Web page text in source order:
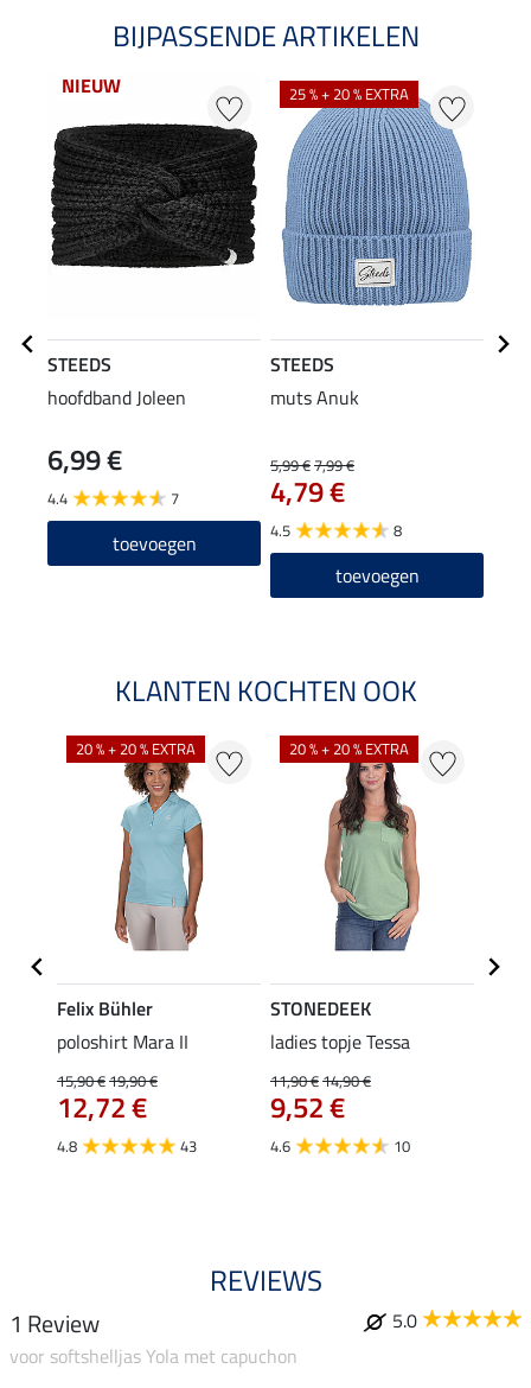
BIJPASSENDE ARTIKELEN
NIEUW
STEEDS
hoofdband Joleen
6,99 €
4.4 7
toevoegen
25 % + 20 % EXTRA
STEEDS
muts Anuk
5,99 €7,99 €
4,79 €
4.5 8
toevoegen
KLANTEN KOCHTEN OOK
20 % + 20 % EXTRA
Felix Bühler
poloshirt Mara II
15,90 €19,90 €
12,72 €
4.8 43
20 % + 20 % EXTRA
STONEDEEK
ladies topje Tessa
11,90 €14,90 €
9,52 €
4.6 10
REVIEWS
1 Review
5.0
voor softshelljas Yola met capuchon